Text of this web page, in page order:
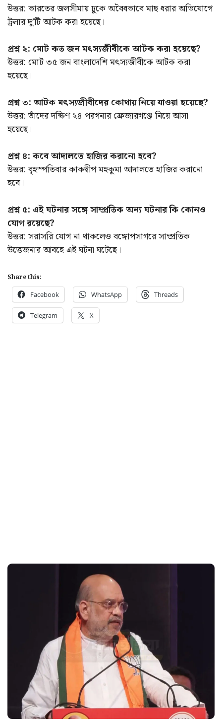
উত্তর: ভারতের জলসীমায় ঢুকে অবৈধভাবে মাছ ধরার অভিযোগে
ট্রলার দু’টি আটক করা হয়েছে।
প্রশ্ন ২: মোট কত জন মৎস্যজীবীকে আটক করা হয়েছে?
উত্তর: মোট ৩৫ জন বাংলাদেশি মৎস্যজীবীকে আটক করা
হয়েছে।
প্রশ্ন ৩: আটক মৎস্যজীবীদের কোথায় নিয়ে যাওয়া হয়েছে?
উত্তর: তাঁদের দক্ষিণ ২৪ পরগনার ফ্রেজারগঞ্জে নিয়ে আসা
হয়েছে।
প্রশ্ন ৪: কবে আদালতে হাজির করানো হবে?
উত্তর: বৃহস্পতিবার কাকদ্বীপ মহকুমা আদালতে হাজির করানো
হবে।
প্রশ্ন ৫: এই ঘটনার সঙ্গে সাম্প্রতিক অন্য ঘটনার কি কোনও
যোগ রয়েছে?
উত্তর: সরাসরি যোগ না থাকলেও বঙ্গোপসাগরে সাম্প্রতিক
উত্তেজনার আবহে এই ঘটনা ঘটেছে।
Share this:
Facebook WhatsApp Threads
Telegram X